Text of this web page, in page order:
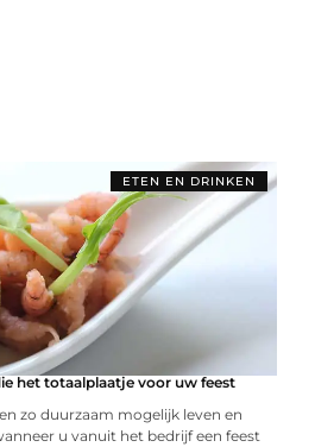
ETEN EN DRINKEN
het totaalplaatje voor uw feest
zo duurzaam mogelijk leven en
u vanuit het bedrijf een feest